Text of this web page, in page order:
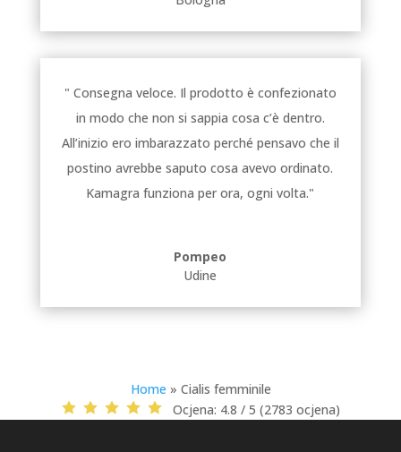
" Consegna veloce. Il prodotto è confezionato
in modo che non si sappia cosa c’è dentro.
All’inizio ero imbarazzato perché pensavo che il
postino avrebbe saputo cosa avevo ordinato.
Kamagra funziona per ora, ogni volta."
Pompeo
Udine
Home » Cialis femminile
Ocjena: 4.8 / 5 (2783 ocjena)